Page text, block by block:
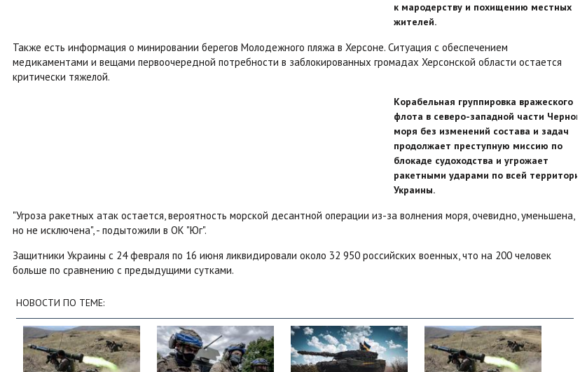
к мародерству и похищению местных
жителей.
Также есть информация о минировании берегов Молодежного пляжа в Херсоне. Ситуация с обеспечением
медикаментами и вещами первоочередной потребности в заблокированных громадах Херсонской области остается
критически тяжелой.
Корабельная группировка вражеского
флота в северо-западной части Черного
моря без изменений состава и задач
продолжает преступную миссию по
блокаде судоходства и угрожает
ракетными ударами по всей территории
Украины.
"Угроза ракетных атак остается, вероятность морской десантной операции из-за волнения моря, очевидно, уменьшена,
но не исключена", - подытожили в ОК "Юг".
Защитники Украины с 24 февраля по 16 июня ликвидировали около 32 950 российских военных, что на 200 человек
больше по сравнению с предыдущими сутками.
НОВОСТИ ПО ТЕМЕ: